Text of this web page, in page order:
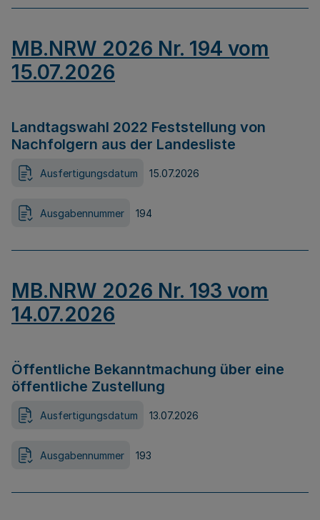
MB.NRW 2026 Nr. 194 vom
15.07.2026
Landtagswahl 2022 Feststellung von
Nachfolgern aus der Landesliste
Ausfertigungsdatum 15.07.2026
Ausgabennummer 194
MB.NRW 2026 Nr. 193 vom
14.07.2026
Öffentliche Bekanntmachung über eine
öffentliche Zustellung
Ausfertigungsdatum 13.07.2026
Ausgabennummer 193